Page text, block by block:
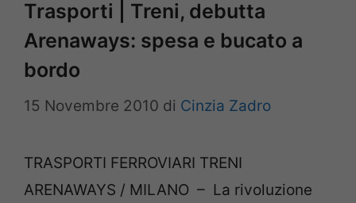
Trasporti | Treni, debutta
Arenaways: spesa e bucato a
bordo
15 Novembre 2010 di Cinzia Zadro
TRASPORTI FERROVIARI TRENI
ARENAWAYS / MILANO – La rivoluzione